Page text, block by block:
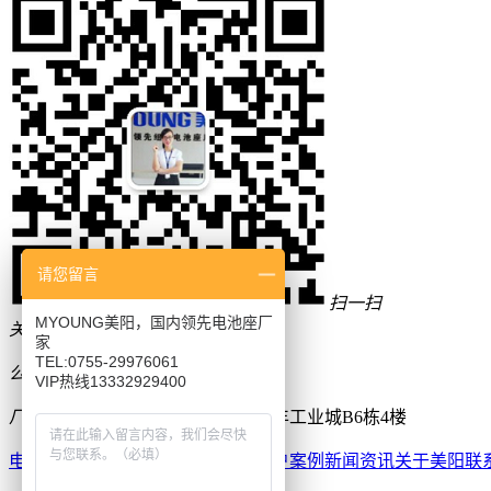
扫一扫
关注微信二维码
公司：MYOUNG美阳
厂址：广东深圳宝安区西乡鹤洲恒丰工业城B6栋4楼
电池座电池弹片电池盒 客户案例 新闻资讯关于美阳联
请您留言
MYOUNG美阳，国内领先电池座厂
家
TEL:0755-29976061
VIP热线13332929400